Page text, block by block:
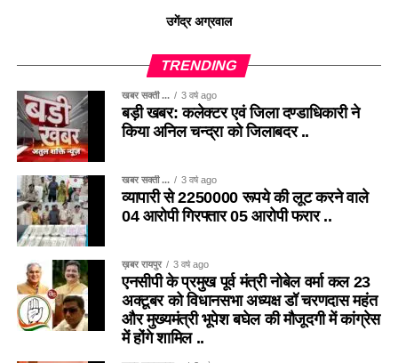
उगेंद्र अग्रवाल
TRENDING
खबर सक्ती ... 3 वर्ष ago
बड़ी खबर: कलेक्टर एवं जिला दण्डाधिकारी ने
किया अनिल चन्द्रा को जिलाबदर ..
खबर सक्ती ... 3 वर्ष ago
व्यापारी से 2250000 रूपये की लूट करने वाले
04 आरोपी गिरफ्तार 05 आरोपी फरार ..
ख़बर रायपुर 3 वर्ष ago
एनसीपी के प्रमुख पूर्व मंत्री नोबेल वर्मा कल 23
अक्टूबर को विधानसभा अध्यक्ष डॉ चरणदास महंत
और मुख्यमंत्री भूपेश बघेल की मौजूदगी में कांग्रेस
में होंगे शामिल ..